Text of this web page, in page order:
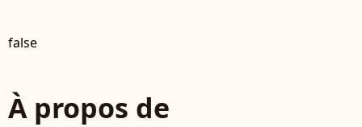
false
À propos de